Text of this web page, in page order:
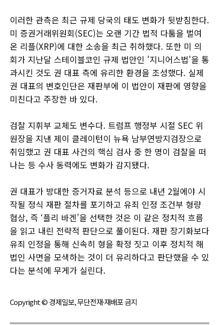
이러한 관측은 최근 규제 당국의 태도 변화가 뒷받침한다.
미 증권거래위원회(SEC)는 오랜 기간 법적 다툼을 벌여
온 리플(XRP)에 대한 소송을 최근 취하했다. 또한 미 의
회가 지난달 스테이블코인 규제 법안인 '지니어스법'을 통
과시킨 것도 권 대표 측에 유리한 환경을 조성했다. 실제
권 대표의 변호인단은 재판부에 이 법안이 재판에 영향을
미친다고 주장한 바 있다.
검찰 지휘부 교체도 변수다. 트럼프 행정부 시절 SEC 위
원장을 지낸 제이 클레이턴이 뉴욕 남부연방지검장으로
취임했고 권 대표 사건의 핵심 검사 중 한 명이 검찰을 떠
나는 등 수사 동력에도 변화가 감지됐다.
권 대표가 방대한 증거자료 분석 등으로 내년 2월에야 시
작될 정식 재판 절차를 포기하고 유죄 인정 조건부 형량
협상, 즉 ‘플리 바겐’을 선택한 것은 이 같은 정치적 흐름
을 읽고 내린 전략적 판단으로 풀이된다. 재판 장기화보다
유죄 인정을 통해 신속히 형을 확정 짓고 이후 정치적 해
법인 사면을 모색하는 것이 더 유리하다고 판단했을 수 있
다는 분석에 무게가 실린다.
Copyright © 경제일보, 무단전재·재배포 금지